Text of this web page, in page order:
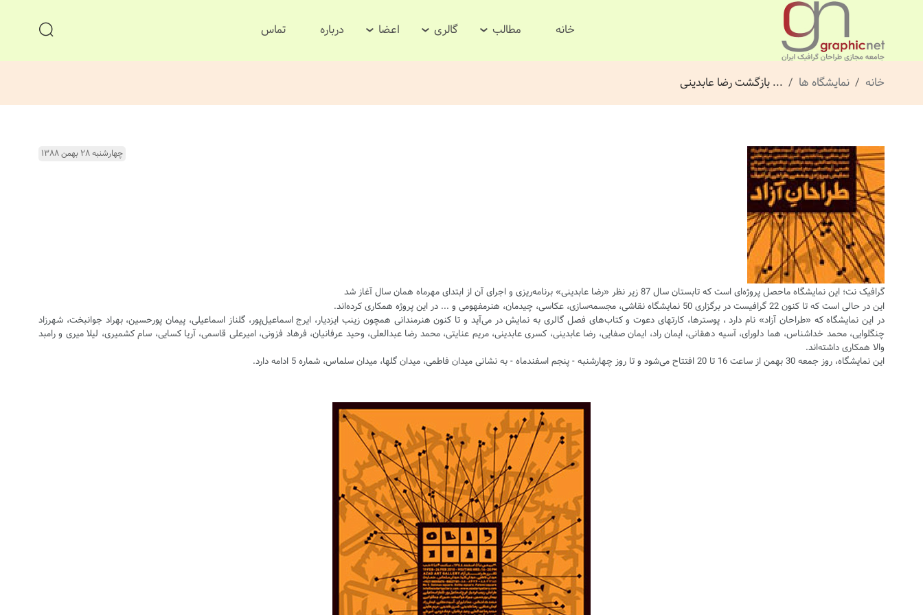
خانه مطالب گالری اعضا درباره تماس
خانه نمایشگاه ها ... بازگشت رضا عابدینی
چهارشنبه ۲۸ بهمن ۱۳۸۸
گرافیک نت؛ این نمایشگاه ماحصل پروژه‌ای است که تابستان سال 87 زیر نظر «رضا عابدینی» برنامه‌ریزی و اجرای آن از ابتدای مهرماه همان سال آغاز شد
این در حالی است که تا کنون 22 گرافیست در برگزاری 50 نمایشگاه نقاشی، مجسمه‌سازی، عکاسی، چیدمان، هنرمفهومی و ... در این پروژه همکاری کرده‌اند.
در این نمایشگاه که «طراحان آزاد» نام دارد ، پوسترها، کارتهای دعوت و کتاب‌های فصل گالری به نمایش در می‌آید و تا کنون هنرمندانی همچون زینب ایزدیار، ایرج اسماعیل‌پور، گلناز اسماعیلی، پیمان پورحسین، بهراد جوانبخت، شهرزاد
چنگلوایی، محمد خداشناس، هما دلورای، آسیه دهقانی، ایمان راد، ایمان صفایی، رضا عابدینی، کسری عابدینی، مریم عنایتی، محمد رضا عبدالعلی، وحید عرفانیان، فرهاد فزونی، امیرعلی قاسمی، آریا کسایی، سام کشمیری، لیلا میری و رامبد
والا همکاری داشته‌اند.
این نمایشگاه، روز جمعه 30 بهمن از ساعت 16 تا 20 افتتاح می‌شود و تا روز چهارشنبه - پنجم اسفندماه - به نشانی میدان فاطمی، میدان گلها، میدان سلماس، شماره 5 ادامه دارد.